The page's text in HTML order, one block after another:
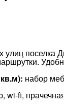
поселка
набор
wi-fi,